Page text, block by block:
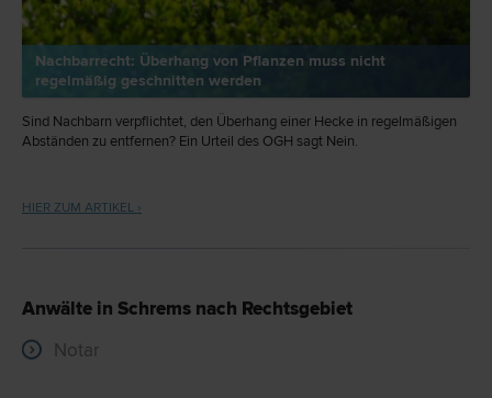
Nachbarrecht: Überhang von Pflanzen muss nicht
regelmäßig geschnitten werden
Sind Nachbarn verpflichtet, den Überhang einer Hecke in regelmäßigen
Abständen zu entfernen? Ein Urteil des OGH sagt Nein.
HIER ZUM ARTIKEL ›
Anwälte in Schrems nach Rechtsgebiet
Notar